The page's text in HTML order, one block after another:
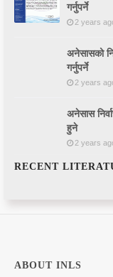
गर्नुपर्ने
2 years
अनेसासको
गर्नुपर्ने
2 years
अनेसास
हुने
2 years
RECENT
ABOUT INLS